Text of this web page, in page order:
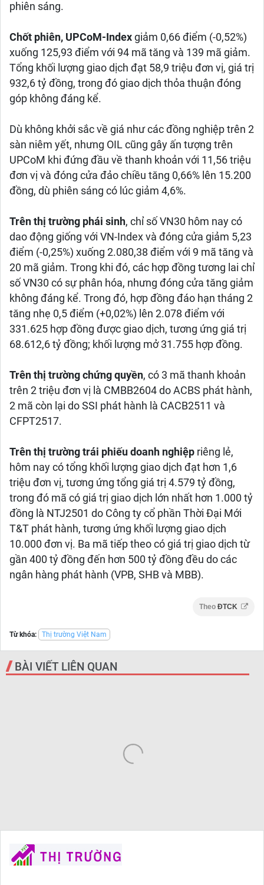
phiên sáng.
Chốt phiên, UPCoM-Index giảm 0,66 điểm (-0,52%)
xuống 125,93 điểm với 94 mã tăng và 139 mã giảm.
Tổng khối lượng giao dịch đạt 58,9 triệu đơn vị, giá trị
932,6 tỷ đồng, trong đó giao dịch thỏa thuận đóng
góp không đáng kể.
Dù không khởi sắc về giá như các đồng nghiệp trên 2
sàn niêm yết, nhưng OIL cũng gây ấn tượng trên
UPCoM khi đứng đầu về thanh khoản với 11,56 triệu
đơn vị và đóng cửa đảo chiều tăng 0,66% lên 15.200
đồng, dù phiên sáng có lúc giảm 4,6%.
Trên thị trường phái sinh, chỉ số VN30 hôm nay có
dao động giống với VN-Index và đóng cửa giảm 5,23
điểm (-0,25%) xuống 2.080,38 điểm với 9 mã tăng và
20 mã giảm. Trong khi đó, các hợp đồng tương lai chỉ
số VN30 có sự phân hóa, nhưng đóng cửa tăng giảm
không đáng kể. Trong đó, hợp đồng đáo hạn tháng 2
tăng nhẹ 0,5 điểm (+0,02%) lên 2.078 điểm với
331.625 hợp đồng được giao dịch, tương ứng giá trị
68.612,6 tỷ đồng; khối lượng mở 31.755 hợp đồng.
Trên thị trường chứng quyền, có 3 mã thanh khoản
trên 2 triệu đơn vị là CMBB2604 do ACBS phát hành,
2 mã còn lại do SSI phát hành là CACB2511 và
CFPT2517.
Trên thị trường trái phiếu doanh nghiệp riêng lẻ,
hôm nay có tổng khối lượng giao dịch đạt hơn 1,6
triệu đơn vị, tương ứng tổng giá trị 4.579 tỷ đồng,
trong đó mã có giá trị giao dịch lớn nhất hơn 1.000 tỷ
đồng là NTJ2501 do Công ty cổ phần Thời Đại Mới
T&T phát hành, tương ứng khối lượng giao dịch
10.000 đơn vị. Ba mã tiếp theo có giá trị giao dịch từ
gần 400 tỷ đồng đến hơn 500 tỷ đồng đều do các
ngân hàng phát hành (VPB, SHB và MBB).
Theo ĐTCK
Từ khóa: Thị trường Việt Nam
BÀI VIẾT LIÊN QUAN